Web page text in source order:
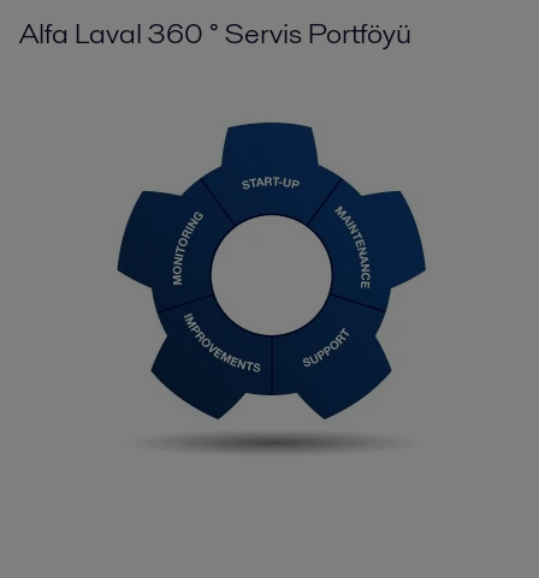
Alfa Laval 360 ° Servis Portföyü